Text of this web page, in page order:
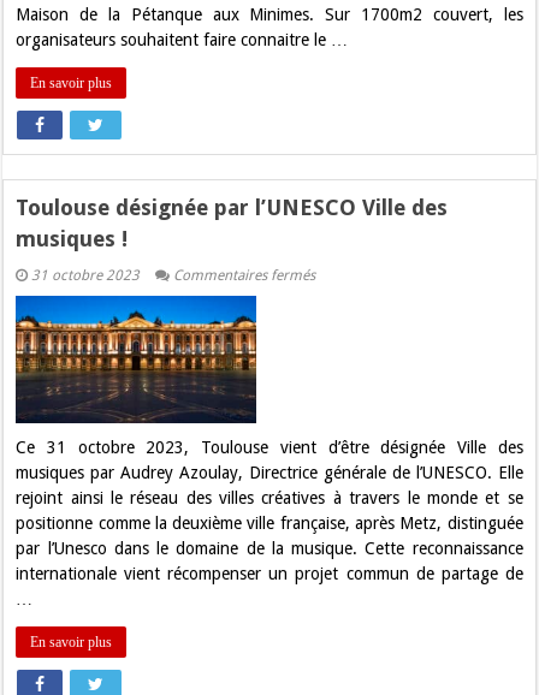
Maison de la Pétanque aux Minimes. Sur 1700m2 couvert, les
organisateurs souhaitent faire connaitre le …
En savoir plus
Toulouse désignée par l’UNESCO Ville des
musiques !
31 octobre 2023 Commentaires ferméssur
Ce 31 octobre 2023, Toulouse vient d’être désignée Ville des
musiques par Audrey Azoulay, Directrice générale de l’UNESCO. Elle
rejoint ainsi le réseau des villes créatives à travers le monde et se
positionne comme la deuxième ville française, après Metz, distinguée
par l’Unesco dans le domaine de la musique. Cette reconnaissance
internationale vient récompenser un projet commun de partage de
…
En savoir plus